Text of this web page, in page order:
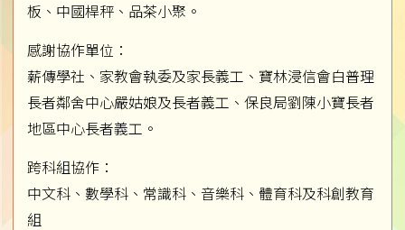
板、中國桿秤、品茶小聚。
感謝協作單位：
薪傳學社、家教會執委及家長義工、寶林浸信會白普理
長者鄰舍中心嚴姑娘及長者義工、保良局劉陳小寶長者
地區中心長者義工。
跨科組協作：
中文科、數學科、常識科、音樂科、體育科及科創教育
組